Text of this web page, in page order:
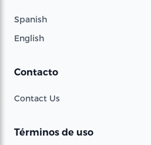
Spanish
English
Contacto
Contact Us
Términos de uso